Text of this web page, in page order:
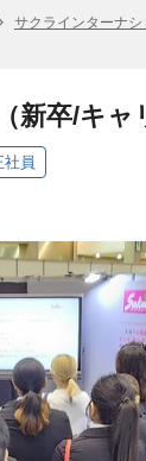
サクラインターナ
新卒/キャ
社員